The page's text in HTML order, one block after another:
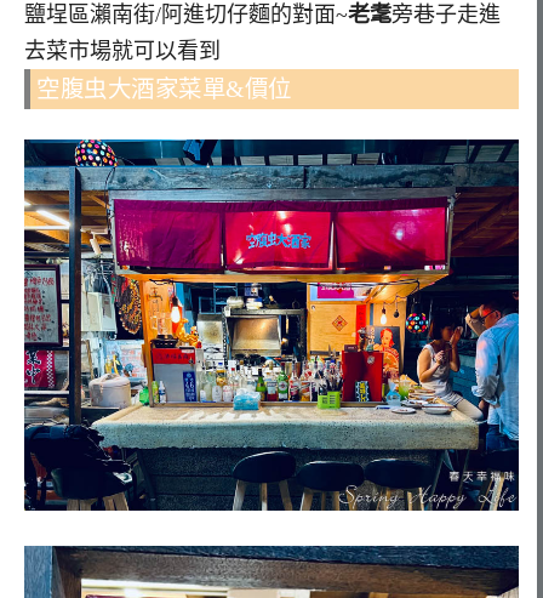
鹽埕區瀨南街/阿進切仔麵的對面~老耄旁巷子走進
去菜市場就可以看到
空腹虫大酒家菜單&價位